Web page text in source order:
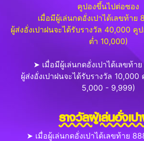
คูปองขึ้นไปต่อซอง
เมื่อมีผู้เล่นกดอั่งเปาได้เลขท้าย
ผู้ส่งอั่งเปาฝนจะได้รับรางวัล 40,000 คู
ต่ำ 10,000)
➤ เมื่อมีผู้เล่นกดอั่งเปาได้เลขท้า
ผู้ส่งอั่งเปาฝนจะได้รับรางวัล 10,000
5,000 - 9,999)
รางวัลผู้เล่นอั่งเป
➤ เมื่อผู้เล่นกดอั่งเปาได้เลขท้าย